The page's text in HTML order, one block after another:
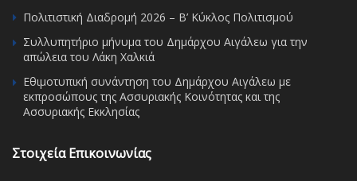
Πολιτιστική Διαδρομή 2026 – Β’ Κύκλος Πολιτισμού
Συλλυπητήριο μήνυμα του Δημάρχου Αιγάλεω για την
απώλεια του Λάκη Χαλκιά
Εθιμοτυπική συνάντηση του Δημάρχου Αιγάλεω με
εκπροσώπους της Ασσυριακής Κοινότητας και της
Ασσυριακής Εκκλησίας
Στοιχεία Επικοινωνίας